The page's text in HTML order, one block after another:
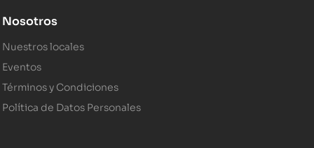
Nosotros
Nuestros locales
Eventos
Términos y Condiciones
Política de Datos Personales